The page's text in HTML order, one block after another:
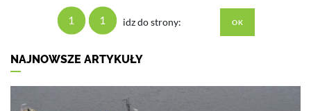
1 1 idz do strony:
NAJNOWSZE ARTYKUŁY